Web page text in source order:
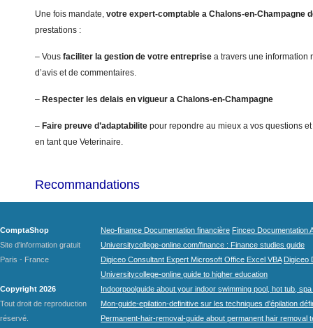
Une fois mandate, votre expert-comptable a Chalons-en-Champagne
prestations :
– Vous faciliter la gestion de votre entreprise a travers une information
d’avis et de commentaires.
– Respecter les delais en vigueur a Chalons-en-Champagne
– Faire preuve d’adaptabilite pour repondre au mieux a vos questions
en tant que Veterinaire.
Recommandations
ComptaShop
Site d'information gratuit
Paris - France
Copyright 2026
Tout droit de reproduction
réservé.
Neo-finance Documentation financière Finceo Documentation
Universitycollege-online.com/finance : Finance studies guide
Digiceo Consultant Expert Microsoft Office Excel VBA Digiceo
Universitycollege-online guide to higher education
Indoorpoolguide about your indoor swimming pool, hot tub,
Mon-guide-epilation-definitive sur les techniques d'épilation
Permanent-hair-removal-guide about permanent hair removal